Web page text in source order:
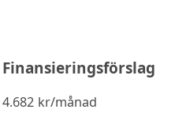
Finansieringsförslag
4.682 kr/månad